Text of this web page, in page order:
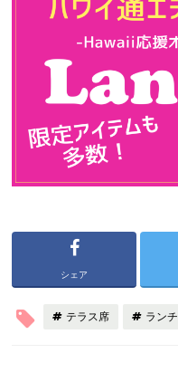
シェア
テラス席 ランチ